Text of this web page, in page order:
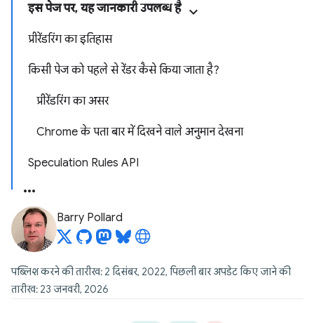
इस पेज पर, यह जानकारी उपलब्ध है
प्रीरेंडरिंग का इतिहास
किसी पेज को पहले से रेंडर कैसे किया जाता है?
प्रीरेंडरिंग का असर
Chrome के पता बार में दिखने वाले अनुमान देखना
Speculation Rules API
Barry Pollard
पब्लिश करने की तारीख: 2 दिसंबर, 2022, पिछली बार अपडेट किए जाने की
तारीख: 23 जनवरी, 2026